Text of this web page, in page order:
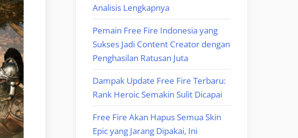
Analisis Lengkapnya
Pemain Free Fire Indonesia yang
Sukses Jadi Content Creator dengan
Penghasilan Ratusan Juta
Dampak Update Free Fire Terbaru:
Rank Heroic Semakin Sulit Dicapai
Free Fire Akan Hapus Semua Skin
Epic yang Jarang Dipakai, Ini